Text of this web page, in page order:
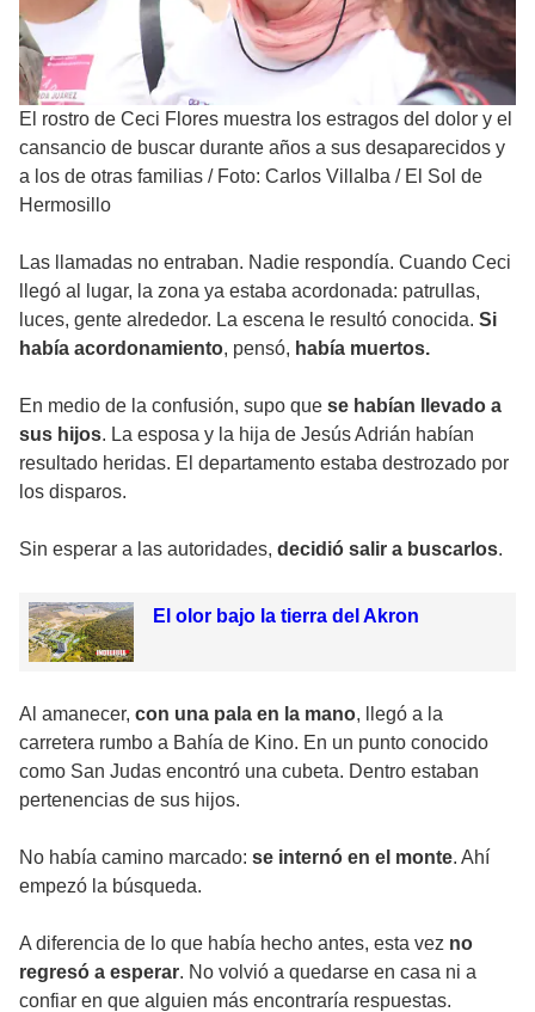
El rostro de Ceci Flores muestra los estragos del dolor y el
cansancio de buscar durante años a sus desaparecidos y
a los de otras familias / Foto: Carlos Villalba / El Sol de
Hermosillo
Las llamadas no entraban. Nadie respondía. Cuando Ceci
llegó al lugar, la zona ya estaba acordonada: patrullas,
luces, gente alrededor. La escena le resultó conocida. Si
había acordonamiento, pensó, había muertos.
En medio de la confusión, supo que se habían llevado a
sus hijos. La esposa y la hija de Jesús Adrián habían
resultado heridas. El departamento estaba destrozado por
los disparos.
Sin esperar a las autoridades, decidió salir a buscarlos.
El olor bajo la tierra del Akron
Al amanecer, con una pala en la mano, llegó a la
carretera rumbo a Bahía de Kino. En un punto conocido
como San Judas encontró una cubeta. Dentro estaban
pertenencias de sus hijos.
No había camino marcado: se internó en el monte. Ahí
empezó la búsqueda.
A diferencia de lo que había hecho antes, esta vez no
regresó a esperar. No volvió a quedarse en casa ni a
confiar en que alguien más encontraría respuestas.